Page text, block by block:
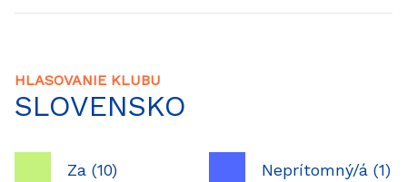
HLASOVANIE KLUBU
SLOVENSKO
Za (10) Neprítomný/á (1)